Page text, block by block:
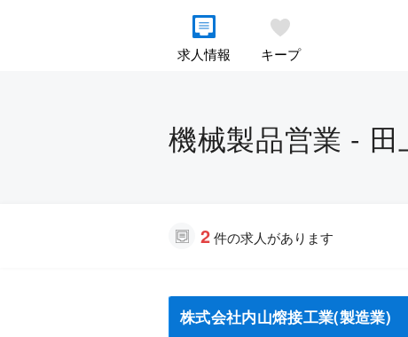
求人情報 キープ
機械製品営業 - 田
2件の求人があります
株式会社内山熔接工業(製造業)